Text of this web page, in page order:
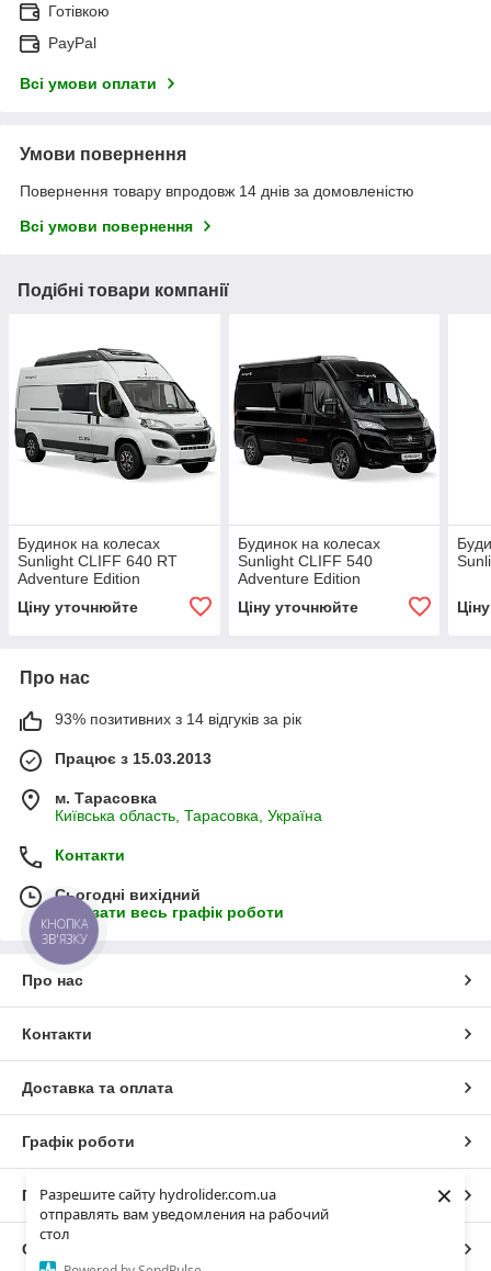
Разрешите сайту hydrolider.com.ua
отправлять вам уведомления на рабочий
стол
×
Готівкою
PayPal
Всі умови оплати
Умови повернення
Повернення товару впродовж 14 днів за домовленістю
Всі умови повернення
Подібні товари компанії
Будинок на колесах
Sunlight CLIFF 640 RT
Adventure Edition
Ціну уточнюйте
Будинок на колесах
Sunlight CLIFF 540
Adventure Edition
Ціну уточнюйте
Про нас
93% позитивних з 14 відгуків за рік
Працює з 15.03.2013
м. Тарасовка
Київська область, Тарасовка, Україна
Контакти
Сьогодні вихідний
Показати весь графік роботи
Про нас
Контакти
Доставка та оплата
Графік роботи
Повна версія сайту
Сайт створено на маркетплейсі
КНОПКА
ЗВ'ЯЗКУ